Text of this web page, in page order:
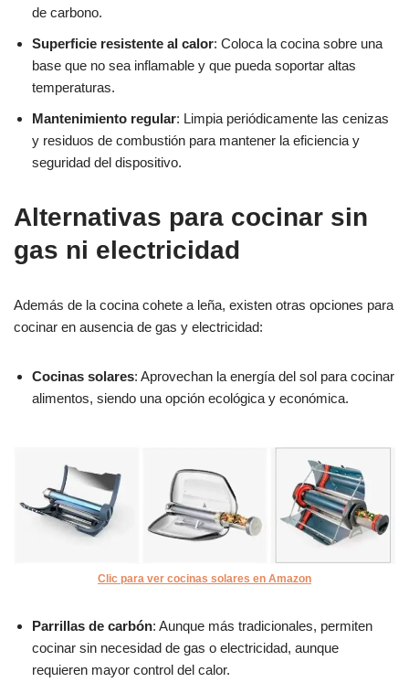
de carbono.
Superficie resistente al calor: Coloca la cocina sobre una
base que no sea inflamable y que pueda soportar altas
temperaturas.
Mantenimiento regular: Limpia periódicamente las cenizas
y residuos de combustión para mantener la eficiencia y
seguridad del dispositivo.
Alternativas para cocinar sin
gas ni electricidad
Además de la cocina cohete a leña, existen otras opciones para
cocinar en ausencia de gas y electricidad:
Cocinas solares: Aprovechan la energía del sol para cocinar
alimentos, siendo una opción ecológica y económica.
Clic para ver cocinas solares en Amazon
Parrillas de carbón: Aunque más tradicionales, permiten
cocinar sin necesidad de gas o electricidad, aunque
requieren mayor control del calor.